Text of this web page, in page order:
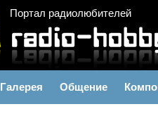
Портал радиолюбителей
Галерея Общение